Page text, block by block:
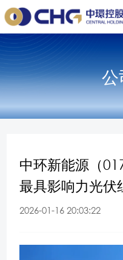
公
中环新能源（
最具影响力光伏
2026-01-16 20:03:22